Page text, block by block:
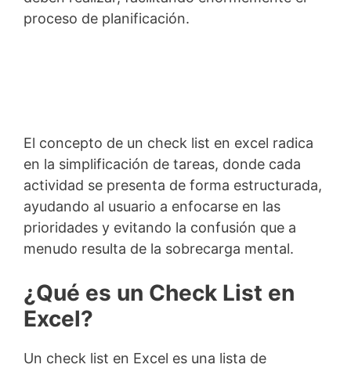
proceso de planificación.
El concepto de un check list en excel radica
en la simplificación de tareas, donde cada
actividad se presenta de forma estructurada,
ayudando al usuario a enfocarse en las
prioridades y evitando la confusión que a
menudo resulta de la sobrecarga mental.
¿Qué es un Check List en
Excel?
Un check list en Excel es una lista de